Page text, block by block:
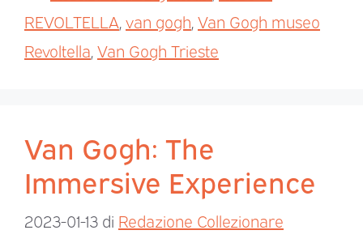
REVOLTELLA van gogh Van Gogh museo
Revoltella Van Gogh Trieste
Van Gogh: The
Immersive Experience
2023-01-13 di Redazione Collezionare